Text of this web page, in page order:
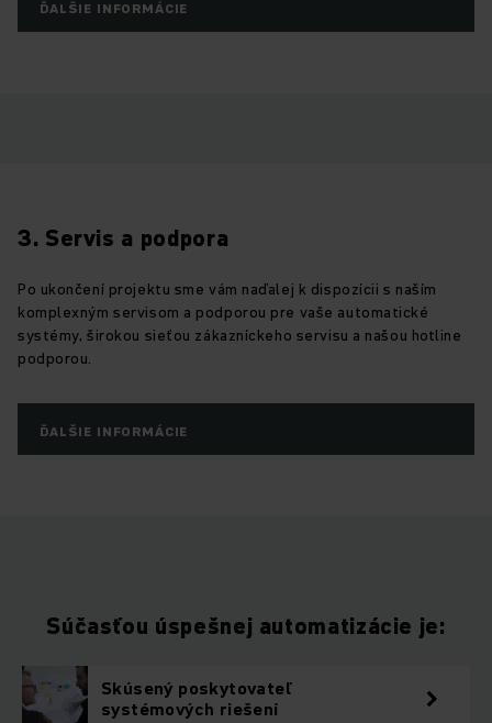
ĎALŠIE INFORMÁCIE
3. Servis a podpora
Po ukončení projektu sme vám naďalej k dispozícii s naším
komplexným servisom a podporou pre vaše automatické
systémy, širokou sieťou zákazníckeho servisu a našou hotline
podporou.
ĎALŠIE INFORMÁCIE
Súčasťou úspešnej automatizácie je:
Skúsený poskytovateľ
systémových riešení